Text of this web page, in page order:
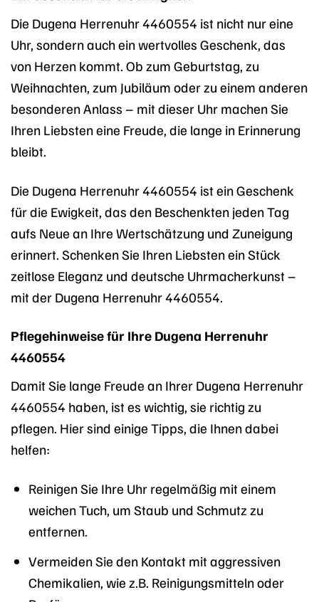
Die Dugena Herrenuhr 4460554 ist nicht nur eine
Uhr, sondern auch ein wertvolles Geschenk, das
von Herzen kommt. Ob zum Geburtstag, zu
Weihnachten, zum Jubiläum oder zu einem anderen
besonderen Anlass – mit dieser Uhr machen Sie
Ihren Liebsten eine Freude, die lange in Erinnerung
bleibt.
Die Dugena Herrenuhr 4460554 ist ein Geschenk
für die Ewigkeit, das den Beschenkten jeden Tag
aufs Neue an Ihre Wertschätzung und Zuneigung
erinnert. Schenken Sie Ihren Liebsten ein Stück
zeitlose Eleganz und deutsche Uhrmacherkunst –
mit der Dugena Herrenuhr 4460554.
Pflegehinweise für Ihre Dugena Herrenuhr
4460554
Damit Sie lange Freude an Ihrer Dugena Herrenuhr
4460554 haben, ist es wichtig, sie richtig zu
pflegen. Hier sind einige Tipps, die Ihnen dabei
helfen:
Reinigen Sie Ihre Uhr regelmäßig mit einem
weichen Tuch, um Staub und Schmutz zu
entfernen.
Vermeiden Sie den Kontakt mit aggressiven
Chemikalien, wie z.B. Reinigungsmitteln oder